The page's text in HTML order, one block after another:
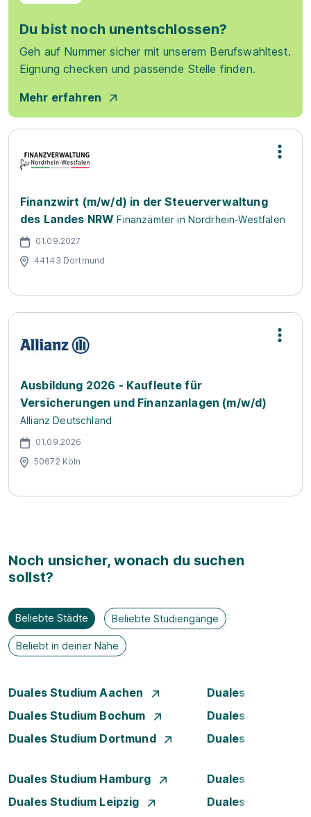
Du bist noch unentschlossen?
Geh auf Nummer sicher mit unserem Berufswahltest.
Eignung checken und passende Stelle finden.
Mehr erfahren
Finanzwirt (m/w/d) in der Steuerverwaltung
des Landes NRW Finanzämter in Nordrhein-Westfalen
01.09.2027
44143 Dortmund
Ausbildung 2026 - Kaufleute für
Versicherungen und Finanzanlagen (m/w/d)
Allianz Deutschland
01.09.2026
50672 Köln
Noch unsicher, wonach du suchen
sollst?
Beliebte Städte Beliebte Studiengänge
Beliebt in deiner Nähe
Duales Studium Aachen
Duales Studium
Duales Studium Bochum
Duales Studium
Duales Studium Dortmund
Duales Studium
Duales Studium Hamburg
Duales Studium
Duales Studium Leipzig
Duales Studium